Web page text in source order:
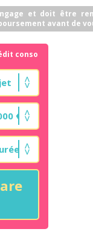
et doit être
avant de
conso